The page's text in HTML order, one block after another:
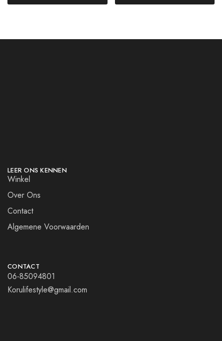
LEER ONS KENNEN
Winkel
Over Ons
Contact
Algemene Voorwaarden
CONTACT
06-85094801
Korulifestyle@gmail.com